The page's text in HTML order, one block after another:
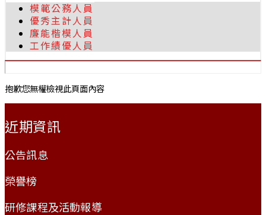
模範公務人員
優秀主計人員
廉能楷模人員
工作績優人員
抱歉您無權檢視此頁面內容
近期資訊
公告訊息
榮譽榜
研修課程及活動報導